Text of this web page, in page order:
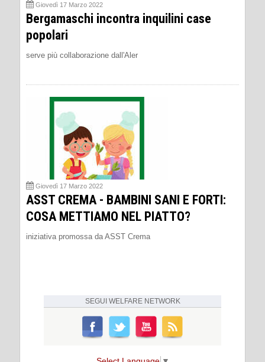
Giovedì 17 Marzo 2022
Bergamaschi incontra inquilini case
popolari
serve più collaborazione dall'Aler
Giovedì 17 Marzo 2022
ASST CREMA - BAMBINI SANI E FORTI:
COSA METTIAMO NEL PIATTO?
iniziativa promossa da ASST Crema
SEGUI WELFARE NETWORK